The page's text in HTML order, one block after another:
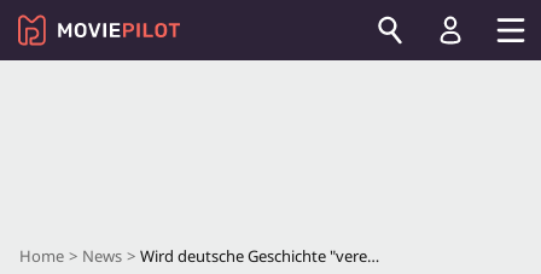
Home News Wird deutsche Geschichte "vereichingert"?